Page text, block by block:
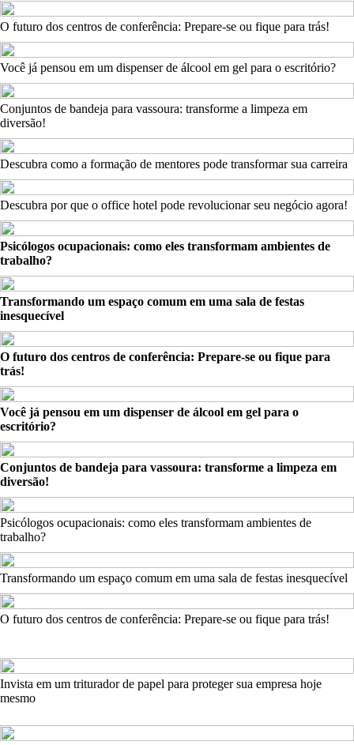
O futuro dos centros de conferência: Prepare-se ou fique para trás!
Você já pensou em um dispenser de álcool em gel para o escritório?
Conjuntos de bandeja para vassoura: transforme a limpeza em
diversão!
Descubra como a formação de mentores pode transformar sua carreira
Descubra por que o office hotel pode revolucionar seu negócio agora!
Psicólogos ocupacionais: como eles transformam ambientes de
trabalho?
Transformando um espaço comum em uma sala de festas
inesquecível
O futuro dos centros de conferência: Prepare-se ou fique para
trás!
Você já pensou em um dispenser de álcool em gel para o
escritório?
Conjuntos de bandeja para vassoura: transforme a limpeza em
diversão!
Psicólogos ocupacionais: como eles transformam ambientes de
trabalho?
Transformando um espaço comum em uma sala de festas inesquecível
O futuro dos centros de conferência: Prepare-se ou fique para trás!
Invista em um triturador de papel para proteger sua empresa hoje
mesmo